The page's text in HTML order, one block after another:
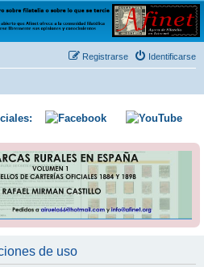
Ágora de Filatelia es un foro abierto que Afinet
para que exprese libremente sus opiniones y
Identificarse
Registrarse
de uso